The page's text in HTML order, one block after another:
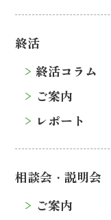
終活
終活コラム
ご案内
レポート
相談会・説明会
ご案内